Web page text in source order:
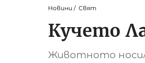
Новини Свят
Кучето
Животното